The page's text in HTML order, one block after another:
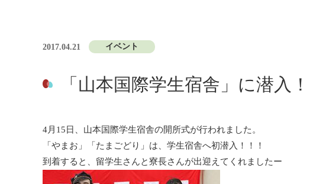
2017.04.21 イベント
「山本国際学生宿舎」に潜入！
4月15日、山本国際学生宿舎の開所式が行われました。
「やまお」「たまごどり」は、学生宿舎へ初潜入！！！
到着すると、留学生さんと寮長さんが出迎えてくれましたー